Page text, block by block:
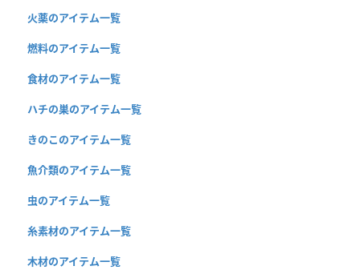
火薬のアイテム一覧
燃料のアイテム一覧
食材のアイテム一覧
ハチの巣のアイテム一覧
きのこのアイテム一覧
魚介類のアイテム一覧
虫のアイテム一覧
糸素材のアイテム一覧
木材のアイテム一覧